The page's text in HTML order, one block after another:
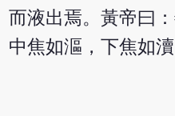
而液出焉。黃帝曰
中焦如漚，下焦如瀆